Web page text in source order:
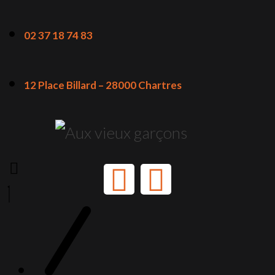
02 37 18 74 83
12 Place Billard – 28000 Chartres